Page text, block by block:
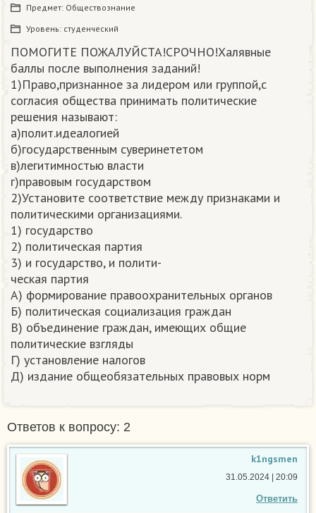
Предмет: Обществознание
Уровень: студенческий
ПОМОГИТЕ ПОЖАЛУЙСТА!СРОЧНО!Халявные
баллы после выполнения заданий!
1)Право,признанное за лидером или группой,с
согласия общества принимать политические
решения называют:
a)полит.идеалогией
б)государственным суверинететом
в)легитимностью власти
г)правовым государством
2)Установите соответствие между признаками и
политическими организациями.
1) государство
2) политическая партия
3) и государство, и полити-
ческая партия
A) формирование правоохранительных органов
Б) политическая социализация граждан
B) объединение граждан, имеющих общие
политические взгляды
Г) установление налогов
Д) издание общеобязательных правовых норм​​
Ответов к вопросу: 2
k1ngsmen
Ответить
31.05.2024 | 20:09